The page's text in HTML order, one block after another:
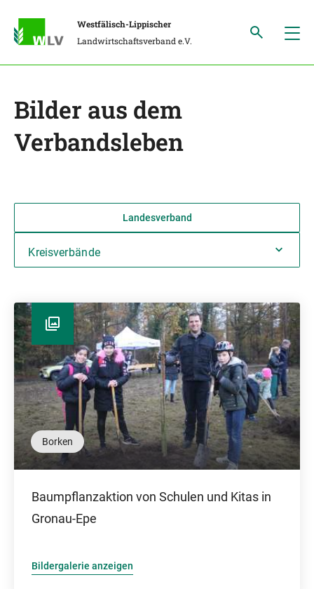
Westfälisch-Lippischer
Landwirtschaftsverband e.V.
Bilder aus dem
Verbandsleben
Landesverband
Kreisverbände
Borken
Baumpflanzaktion von Schulen und Kitas in
Gronau-Epe
Bildergalerie anzeigen